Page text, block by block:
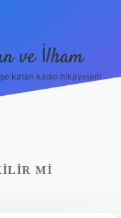
ve İlham
katan kadın hikayeleri!
MI